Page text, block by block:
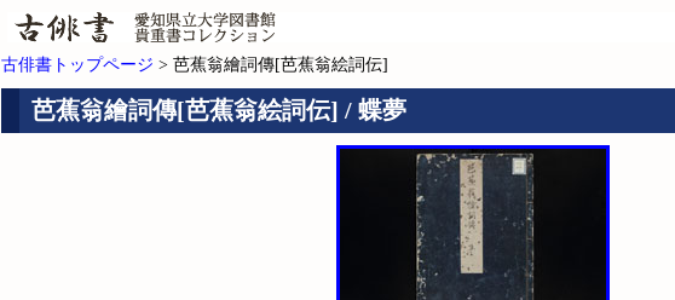
古俳書トップページ > 芭蕉翁繪詞傳[芭蕉翁絵詞伝]
芭蕉翁繪詞傳[芭蕉翁絵詞伝] / 蝶夢